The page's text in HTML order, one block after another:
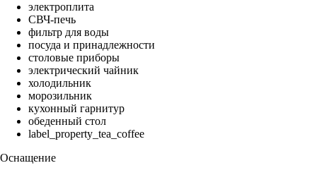
электроплита
СВЧ-печь
фильтр для воды
посуда и принадлежности
столовые приборы
электрический чайник
холодильник
морозильник
кухонный гарнитур
обеденный стол
label_property_tea_coffee
Оснащение